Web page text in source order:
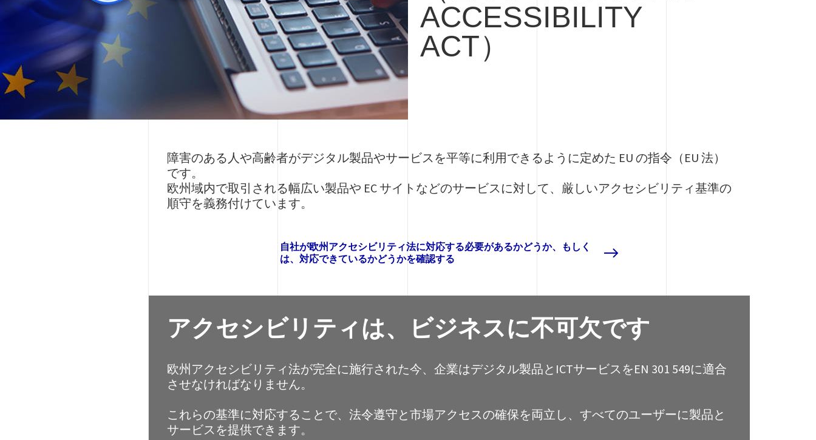
ACCESSIBILITY
ACT）
障害のある人や高齢者がデジタル製品やサービスを平等に利用できるように定めた EU の指令（EU 法）
です。
欧州域内で取引される幅広い製品や EC サイトなどのサービスに対して、厳しいアクセシビリティ基準の
順守を義務付けています。
自社が欧州アクセシビリティ法に対応する必要があるかどうか、もしく
は、対応できているかどうかを確認する
アクセシビリティは、ビジネスに不可欠です
欧州アクセシビリティ法が完全に施行された今、企業はデジタル製品とICTサービスをEN 301 549に適合
させなければなりません。
これらの基準に対応することで、法令遵守と市場アクセスの確保を両立し、すべてのユーザーに製品と
サービスを提供できます。